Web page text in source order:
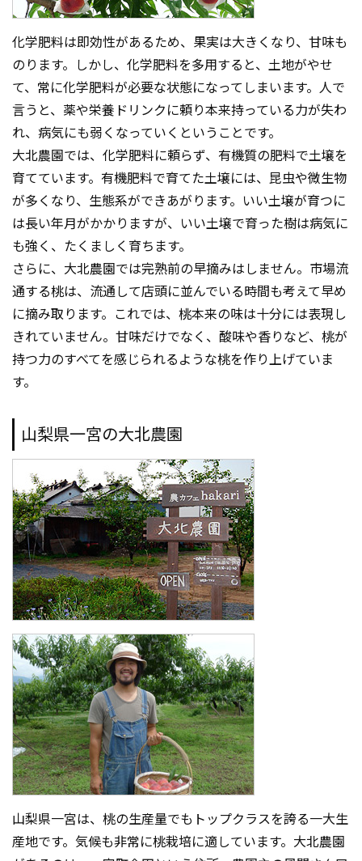
化学肥料は即効性があるため、果実は大きくなり、甘味も
のります。しかし、化学肥料を多用すると、土地がやせ
て、常に化学肥料が必要な状態になってしまいます。人で
言うと、薬や栄養ドリンクに頼り本来持っている力が失わ
れ、病気にも弱くなっていくということです。
大北農園では、化学肥料に頼らず、有機質の肥料で土壌を
育てています。有機肥料で育てた土壌には、昆虫や微生物
が多くなり、生態系ができあがります。いい土壌が育つに
は長い年月がかかりますが、いい土壌で育った樹は病気に
も強く、たくましく育ちます。
さらに、大北農園では完熟前の早摘みはしません。市場流
通する桃は、流通して店頭に並んでいる時間も考えて早め
に摘み取ります。これでは、桃本来の味は十分には表現し
きれていません。甘味だけでなく、酸味や香りなど、桃が
持つ力のすべてを感じられるような桃を作り上げていま
す。
山梨県一宮の大北農園
山梨県一宮は、桃の生産量でもトップクラスを誇る一大生
産地です。気候も非常に桃栽培に適しています。大北農園